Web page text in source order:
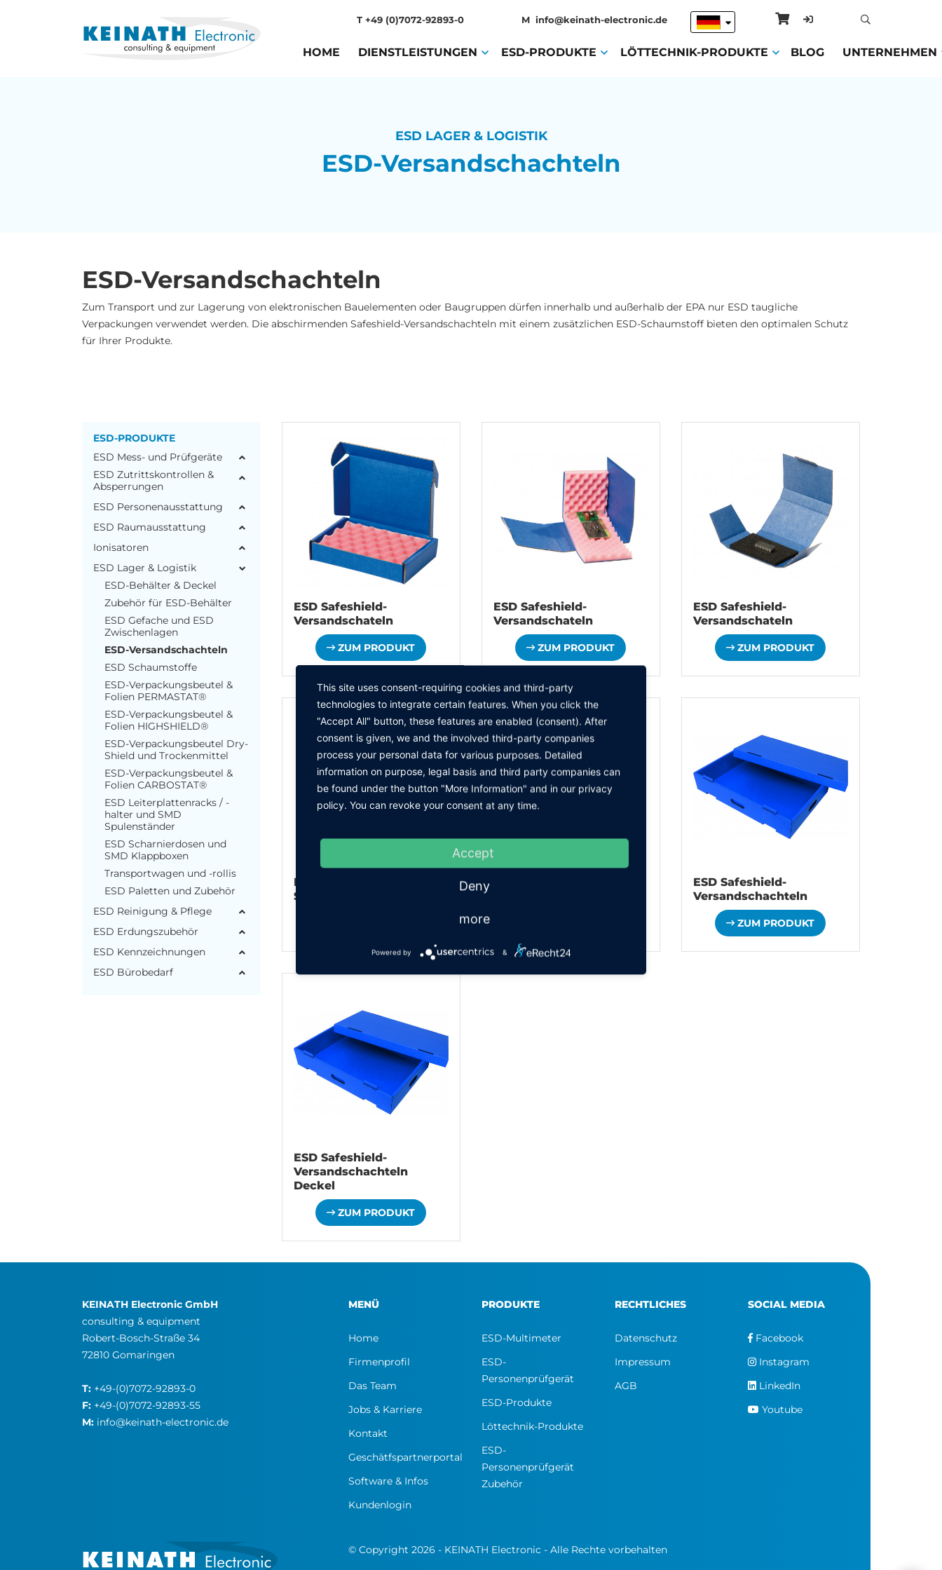
T +49 (0)7072-92893-0 M info@keinath-electronic.de
HOME (CURRENT)
DIENSTLEISTUNGEN (CURRENT)
ESD-PRODUKTE (CURRENT)
LÖTTECHNIK-PRODUKTE (CURRENT)
BLOG(CURRENT)
UNTERNEHMEN
ESD LAGER & LOGISTIK
ESD-Versandschachteln
ESD-Versandschachteln
Zum Transport und zur Lagerung von elektronischen Bauelementen oder Baugruppen dürfen innerhalb und außerhalb der EPA nur ESD taugliche
Verpackungen verwendet werden. Die abschirmenden Safeshield-Versandschachteln mit einem zusätzlichen ESD-Schaumstoff bieten den optimalen Schutz
für Ihrer Produkte.
ESD-PRODUKTE
ESD Mess- und Prüfgeräte
ESD Zutrittskontrollen &
Absperrungen
ESD Personenausstattung
ESD Raumausstattung
Ionisatoren
ESD Lager & Logistik
ESD-Behälter & Deckel
Zubehör für ESD-Behälter
ESD Gefache und ESD
Zwischenlagen
ESD-Versandschachteln
ESD Schaumstoffe
ESD-Verpackungsbeutel &
Folien PERMASTAT®
ESD-Verpackungsbeutel &
Folien HIGHSHIELD®
ESD-Verpackungsbeutel Dry-
Shield und Trockenmittel
ESD-Verpackungsbeutel &
Folien CARBOSTAT®
ESD Leiterplattenracks / -
halter und SMD
Spulenständer
ESD Scharnierdosen und
SMD Klappboxen
Transportwagen und -rollis
ESD Paletten und Zubehör
ESD Reinigung & Pflege
ESD Erdungszubehör
ESD Kennzeichnungen
ESD Bürobedarf
ESD Safeshield-
Versandschateln
ZUM PRODUKT
ESD Safeshield-
Versandschateln
ZUM PRODUKT
ESD Safeshield-
Versandschateln
ZUM PRODUKT
ESD Safeshield-IC-
Stangen Lagerbox
ESD Safeshield-
Versandschachteln
ZUM PRODUKT
ESD Safeshield-
Versandschachteln
Deckel
ZUM PRODUKT
KEINATH Electronic GmbH
consulting & equipment
Robert-Bosch-Straße 34
72810 Gomaringen
T: +49-(0)7072-92893-0
F: +49-(0)7072-92893-55
M: info@keinath-electronic.de
MENÜ
Home
Firmenprofil
Das Team
Jobs & Karriere
Kontakt
Geschätfspartnerportal
Software & Infos
Kundenlogin
PRODUKTE
ESD-Multimeter
ESD-
Personenprüfgerät
ESD-Produkte
Löttechnik-Produkte
ESD-
Personenprüfgerät
Zubehör
RECHTLICHES
Datenschutz
Impressum
AGB
SOCIAL MEDIA
Facebook
Instagram
LinkedIn
Youtube
© Copyright 2026 - KEINATH Electronic - Alle Rechte vorbehalten
This site uses consent-requiring cookies and third-party
technologies to integrate certain features. When you click the
"Accept All" button, these features are enabled (consent). After
consent is given, we and the involved third-party companies
process your personal data for various purposes. Detailed
information on purpose, legal basis and third party companies can
be found under the button "More Information" and in our privacy
policy. You can revoke your consent at any time.
Accept
Deny
more
Powered by &